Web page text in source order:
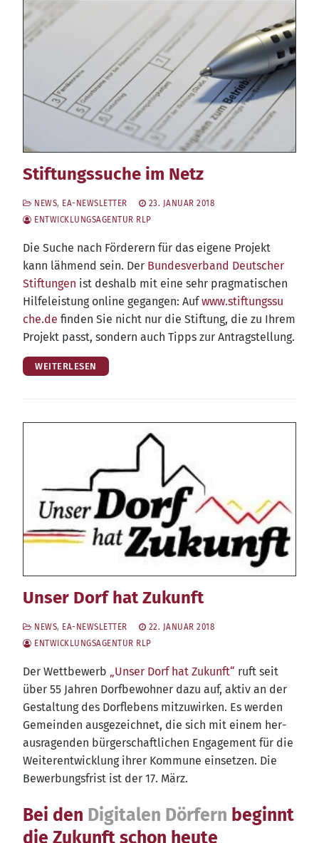
Stiftungssuche im Netz
NEWS, EA-NEWSLETTER
23. JANUAR 2018
ENTWICKLUNGSAGENTUR RLP
Die Suche nach För­de­rern für das eige­ne Pro­jekt
kann läh­mend sein. Der Bun­des­ver­band Deut­scher
Stif­tun­gen ist des­halb mit eine sehr prag­ma­ti­schen
Hil­fe­leis­tung online gegan­gen: Aufwww​.stif​tungs​su​
che​.de fin­den Sie nicht nur die Stif­tung, die zu Ihrem
Pro­jekt passt, son­dern auch Tipps zur Antragstellung.
WEITERLESEN
Unser Dorf hat Zukunft
NEWS, EA-NEWSLETTER
22. JANUAR 2018
ENTWICKLUNGSAGENTUR RLP
Der Wett­be­werb „Unser Dorf hat Zukunft“ ruft seit
über 55 Jah­ren Dorf­be­woh­ner dazu auf, aktiv an der
Gestal­tung des Dorf­le­bens mit­zu­wir­ken. Es wer­den
Gemein­den aus­ge­zeich­net, die sich mit einem her­
aus­ra­gen­den bür­ger­schaft­li­chen Enga­ge­ment für die
Wei­ter­ent­wick­lung ihrer Kom­mu­ne ein­set­zen. Die
Bewer­bungs­frist ist der 17. März.
Bei den Digitalen Dörfern beginnt
die Zukunft schon heute